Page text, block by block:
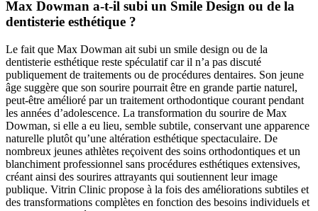
Max Dowman a-t-il subi un Smile Design ou de la
dentisterie esthétique ?
Le fait que Max Dowman ait subi un smile design ou de la
dentisterie esthétique reste spéculatif car il n’a pas discuté
publiquement de traitements ou de procédures dentaires. Son jeune
âge suggère que son sourire pourrait être en grande partie naturel,
peut-être amélioré par un traitement orthodontique courant pendant
les années d’adolescence. La transformation du sourire de Max
Dowman, si elle a eu lieu, semble subtile, conservant une apparence
naturelle plutôt qu’une altération esthétique spectaculaire. De
nombreux jeunes athlètes reçoivent des soins orthodontiques et un
blanchiment professionnel sans procédures esthétiques extensives,
créant ainsi des sourires attrayants qui soutiennent leur image
publique. Vitrin Clinic propose à la fois des améliorations subtiles et
des transformations complètes en fonction des besoins individuels et